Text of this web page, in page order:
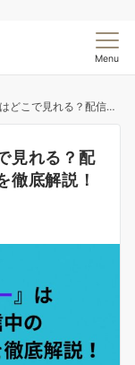
Menu
の動画サービスと視聴方法を徹底解説！
見れる？配
徹底解説！